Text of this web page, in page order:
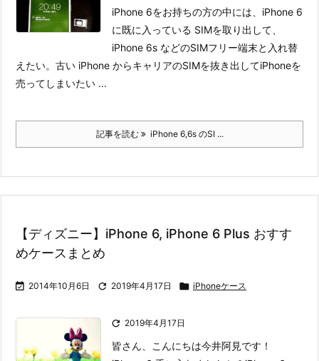
iPhone 6をお持ちの方の中には、iPhone 6
に既に入っている SIMを取り出して、
iPhone 6s などのSIMフリー端末と入れ替
えたい。古い iPhone からキャリアのSIMを抜き出してiPhoneを
売ってしまいたい ...
記事を読む iPhone 6,6s のSI ...
【ディズニー】iPhone 6, iPhone 6 Plus おすす
めケースまとめ
 2014年10月6日  2019年4月17日  iPhoneケース
 2019年4月17日
皆さん、こんにちは今井阿見です！